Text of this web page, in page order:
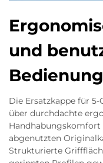
und
Bedienung
Die Ersatzkappe für
über durchdachte
Handhabungskomfort
abgenutzten
Strukturierte